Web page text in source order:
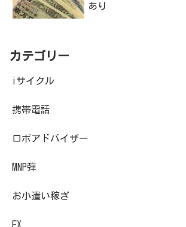
あり
カテゴリー
iサイクル
携帯電話
ロボアドバイザー
MNP弾
お小遣い稼ぎ
FX